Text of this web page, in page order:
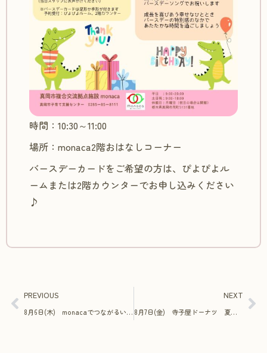
時間：10:30～11:00
場所：monaca2階おはなしコーナー
バースデーカードをご希望の方は、ぴよぴよル
ームまたは2階カウンターでお申し込みください
♪
PREVIOUS
8月6日(木) monacaでつながるいちご～アップリケ体験会～ in monaca
NEXT
8月7日(金) 寺子屋ドーナツ 夏休み